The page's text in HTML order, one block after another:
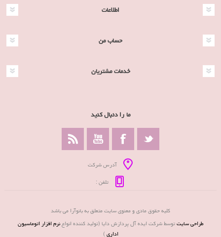
اطلاعات
حساب من
خدمات مشتریان
ما را دنبال کنید
آدرس شرکت
تلفن :
کلیه حقوق مادی و معنوی سایت متعلق به بانوآرا می باشد
طراحی سایتتوسط شرکت ایده آل پردازش دایا (تولید کننده انواعنرم افزار اتوماسیون
اداری)